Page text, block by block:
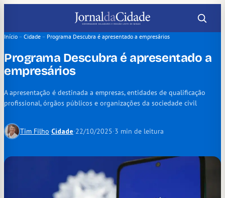
o
Início – Cidade – Programa Descubra é apresentado a empresários
Programa Descubra é apresentado a
empresários
A apresentação é destinada a empresas, entidades de qualificação
profissional, órgãos públicos e organizações da sociedade civil
Tim Filho·Cidade·22/10/2025·3 min de leitura